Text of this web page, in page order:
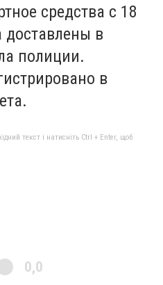
средства с 18
в
полиции.
в
текст і натисніть Ctrl + Enter, щоб
0,0